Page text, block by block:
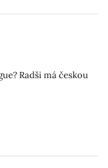
Radši má českou